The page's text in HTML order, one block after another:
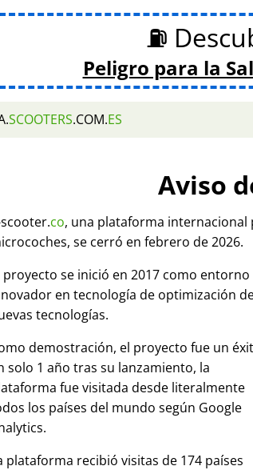
⛽
Peligro para la
SCOOTERS.COM.ES
Aviso
co, una plataforma
se cerró en febrero de 2026.
proyecto se inició en 2017 como
en tecnología de optimización
tecnologías.
demostración, el proyecto fue un
solo 1 año tras su lanzamiento, la
fue visitada desde literalmente
los países del mundo según Google
plataforma recibió visitas de 174 países